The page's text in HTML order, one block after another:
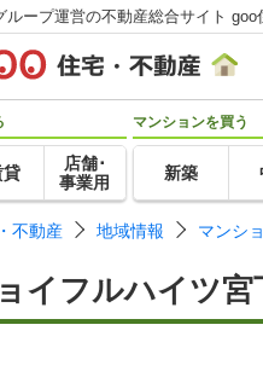
ループ運営の不動産総合サイト goo
貸
店舗･
事業用
マンションを買う
新築
不動産 地域情報 マンシ
イフルハイツ宮